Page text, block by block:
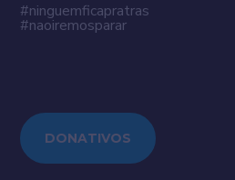
#ninguemficapratras
#naoiremosparar
DONATIVOS